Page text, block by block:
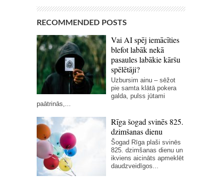
RECOMMENDED POSTS
Vai AI spēj iemācīties
blefot labāk nekā
pasaules labākie kāršu
spēlētāji?
Uzbursim ainu – sēžot
pie samta klātā pokera
galda, pulss jūtami
paātrinās,...
Rīga šogad svinēs 825.
dzimšanas dienu
Šogad Rīga plaši svinēs
825. dzimšanas dienu un
ikviens aicināts apmeklēt
daudzveidīgos...